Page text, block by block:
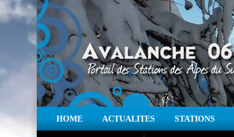
HOME ACTUALITES STATIONS